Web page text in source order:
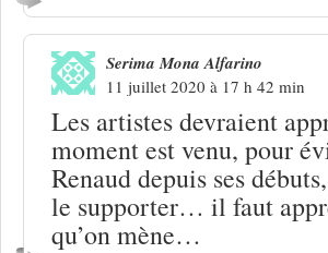
Serima Mona Alfarino
11 juillet 2020 à 17 h 42 min
Les artistes devraient
moment est venu, pour
Renaud depuis ses
le supporter… il faut
qu’on mène…